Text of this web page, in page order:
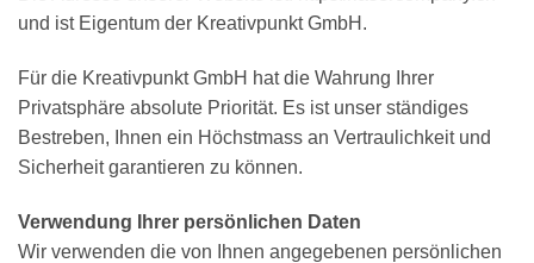
und ist Eigentum der Kreativpunkt GmbH.
Für die Kreativpunkt GmbH hat die Wahrung Ihrer
Privatsphäre absolute Priorität. Es ist unser ständiges
Bestreben, Ihnen ein Höchstmass an Vertraulichkeit und
Sicherheit garantieren zu können.
Verwendung Ihrer persönlichen Daten
Wir verwenden die von Ihnen angegebenen persönlichen